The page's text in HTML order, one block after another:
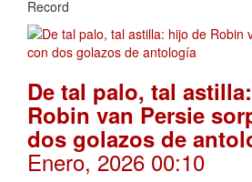
Record
De tal palo, tal
Robin van Persie
dos golazos de
Enero, 2026 00:10